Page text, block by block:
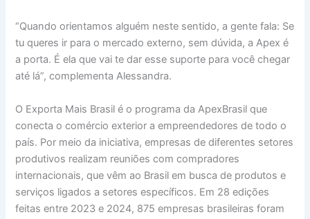
“Quando orientamos alguém neste sentido, a gente fala: Se
tu queres ir para o mercado externo, sem dúvida, a Apex é
a porta. É ela que vai te dar esse suporte para você chegar
até lá”, complementa Alessandra.
O Exporta Mais Brasil é o programa da ApexBrasil que
conecta o comércio exterior a empreendedores de todo o
país. Por meio da iniciativa, empresas de diferentes setores
produtivos realizam reuniões com compradores
internacionais, que vêm ao Brasil em busca de produtos e
serviços ligados a setores específicos. Em 28 edições
feitas entre 2023 e 2024, 875 empresas brasileiras foram